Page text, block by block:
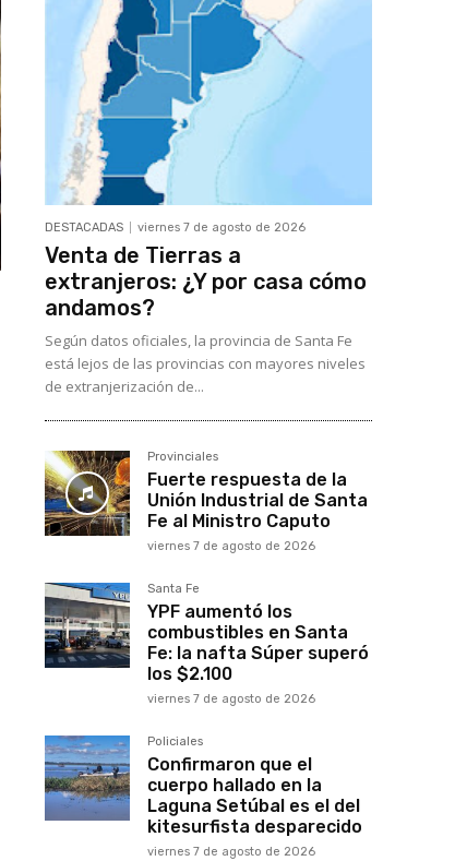
DESTACADAS viernes 7 de agosto de 2026
Venta de Tierras a
extranjeros: ¿Y por casa cómo
andamos?
Según datos oficiales, la provincia de Santa Fe
está lejos de las provincias con mayores niveles
de extranjerización de...
Provinciales
Fuerte respuesta de la
Unión Industrial de Santa
Fe al Ministro Caputo
viernes 7 de agosto de 2026
Santa Fe
YPF aumentó los
combustibles en Santa
Fe: la nafta Súper superó
los $2.100
viernes 7 de agosto de 2026
Policiales
Confirmaron que el
cuerpo hallado en la
Laguna Setúbal es el del
kitesurfista desparecido
viernes 7 de agosto de 2026